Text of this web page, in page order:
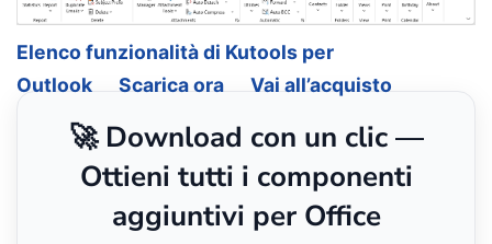
Elenco funzionalità di Kutools per
Outlook
Scarica ora Vai all’acquisto
🚀 Download con un clic —
Ottieni tutti i componenti
aggiuntivi per Office